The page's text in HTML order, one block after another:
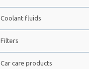
Coolant fluids
Filters
Car care products